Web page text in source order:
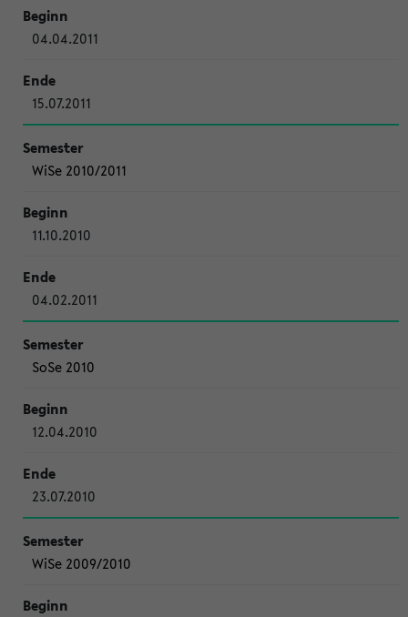
04.04.2011
15.07.2011
WiSe 2010/2011
11.10.2010
04.02.2011
SoSe 2010
12.04.2010
23.07.2010
WiSe 2009/2010